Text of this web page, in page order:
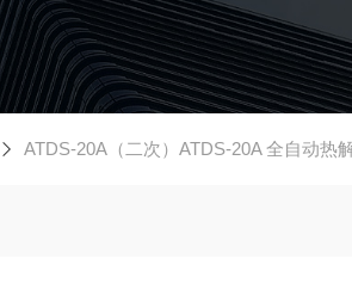
ATDS-20A（二次）ATDS-20A 全自动热